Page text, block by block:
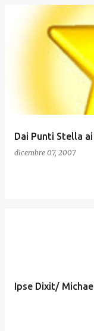
Dai Punti Stella
dicembre 07, 2007
Ipse Dixit/